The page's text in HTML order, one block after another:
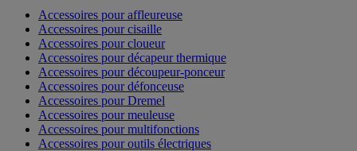
Accessoires pour affleureuse
Accessoires pour cisaille
Accessoires pour cloueur
Accessoires pour décapeur thermique
Accessoires pour découpeur-ponceur
Accessoires pour défonceuse
Accessoires pour Dremel
Accessoires pour meuleuse
Accessoires pour multifonctions
Accessoires pour outils électriques